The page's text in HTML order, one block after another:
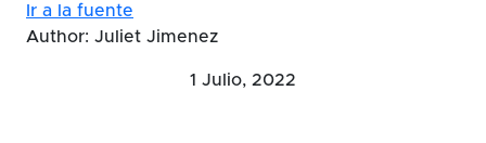
Ir a la fuente
Author: Juliet Jimenez
1 Julio, 2022